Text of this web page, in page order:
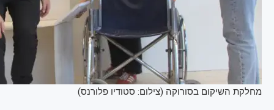
מחלקת השיקום בסורוקה (צילום: סטודיו פלורנס)